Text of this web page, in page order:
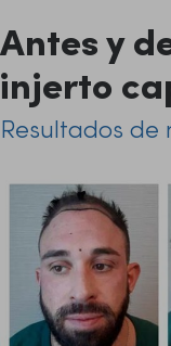
Antes y
injerto
Resultados de